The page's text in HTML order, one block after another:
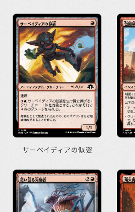
サーペイディアの似姿